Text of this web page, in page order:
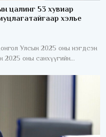
цалинг 53 хувиар
хэлье
Улсын 2025 оны нэгдсэн
2025 оны санхүүгийн